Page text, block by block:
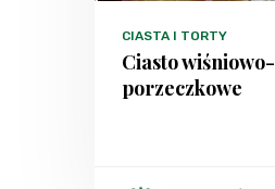
CIASTA I TORTY
Ciasto wiśniowo-
porzeczkowe